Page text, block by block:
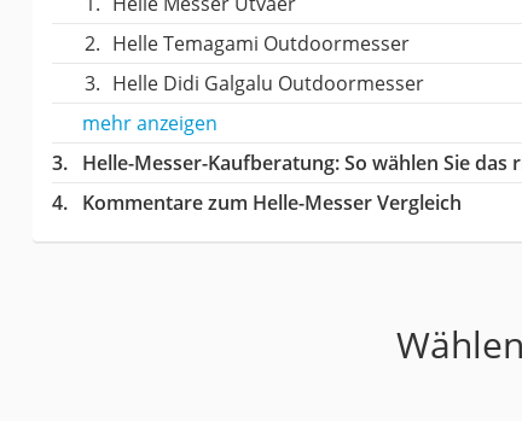
Helle Temagami Outdoormesser
Helle Didi Galgalu Outdoormesser
mehr anzeigen
Helle-Messer-Kaufberatung: So wählen Sie
Kommentare zum Helle-Messer Vergleich